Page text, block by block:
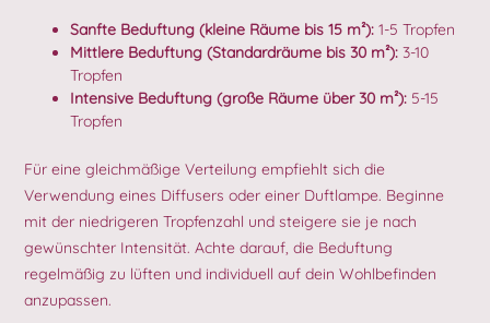
Sanfte Beduftung (kleine Räume bis 15 m²): 1-5 Tropfen
Mittlere Beduftung (Standardräume bis 30 m²): 3-10
Tropfen
Intensive Beduftung (große Räume über 30 m²): 5-15
Tropfen
Für eine gleichmäßige Verteilung empfiehlt sich die
Verwendung eines Diffusers oder einer Duftlampe. Beginne
mit der niedrigeren Tropfenzahl und steigere sie je nach
gewünschter Intensität. Achte darauf, die Beduftung
regelmäßig zu lüften und individuell auf dein Wohlbefinden
anzupassen.